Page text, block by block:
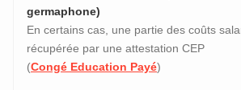
germaphone)
En certains cas, une partie des coûts
récupérée par une attestation CEP
(Congé Education Payé)